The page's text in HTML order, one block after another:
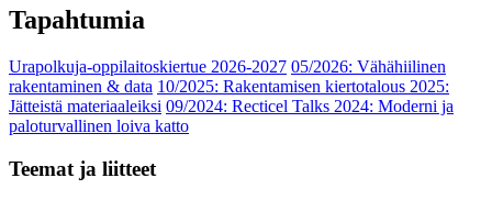
Tapahtumia
Urapolkuja-oppilaitoskiertue 2026-2027 05/2026: Vähähiilinen
rakentaminen & data 10/2025: Rakentamisen kiertotalous 2025:
Jätteistä materiaaleiksi 09/2024: Recticel Talks 2024: Moderni ja
paloturvallinen loiva katto
Teemat ja liitteet